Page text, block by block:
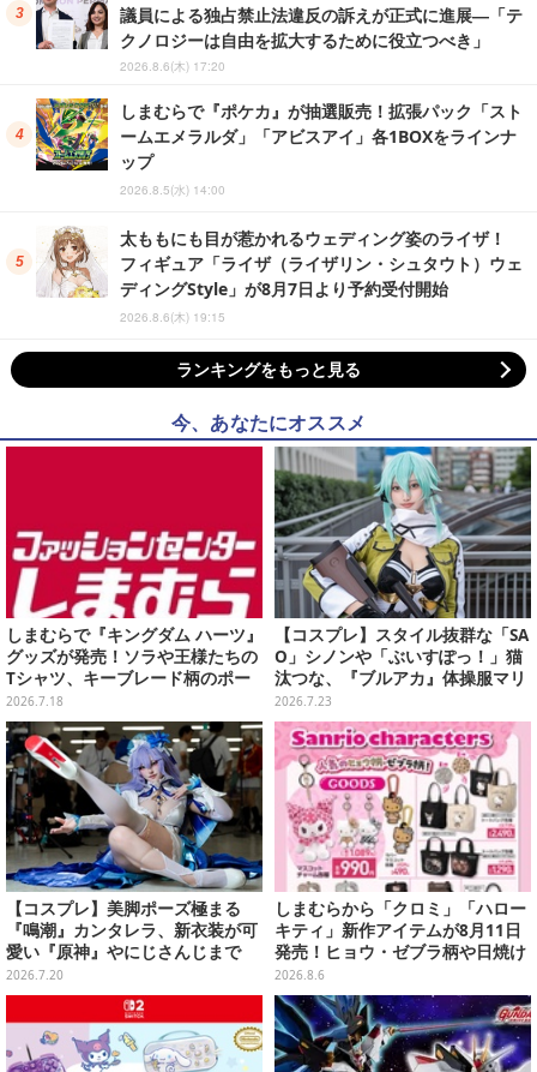
議員による独占禁止法違反の訴えが正式に進展―「テ
クノロジーは自由を拡大するために役立つべき」
2026.8.6(木) 17:20
しまむらで『ポケカ』が抽選販売！拡張パック「スト
ームエメラルダ」「アビスアイ」各1BOXをラインナ
ップ
2026.8.5(水) 14:00
太ももにも目が惹かれるウェディング姿のライザ！
フィギュア「ライザ（ライザリン・シュタウト）ウェ
ディングStyle」が8月7日より予約受付開始
2026.8.6(木) 19:15
ランキングをもっと見る
今、あなたにオススメ
しまむらで『キングダム ハーツ』
グッズが発売！ソラや王様たちの
Tシャツ、キーブレード柄のポー
チなど幅広いデザイン
2026.7.18
【コスプレ】スタイル抜群な「SA
O」シノンや「ぶいすぽっ！」猫
汰つな、『ブルアカ』体操服マリ
ーまで“アコスタ池袋”美麗レイヤ
ー11選【写真50枚】
2026.7.23
【コスプレ】美脚ポーズ極まる
『鳴潮』カンタレラ、新衣装が可
愛い『原神』やにじさんじまで
「アコスタ池袋」美麗レイヤー11
選【写真50枚】
2026.7.20
しまむらから「クロミ」「ハロー
キティ」新作アイテムが8月11日
発売！ヒョウ・ゼブラ柄や日焼け
デザインの可愛い雑貨・アパレル
など多数
2026.8.6